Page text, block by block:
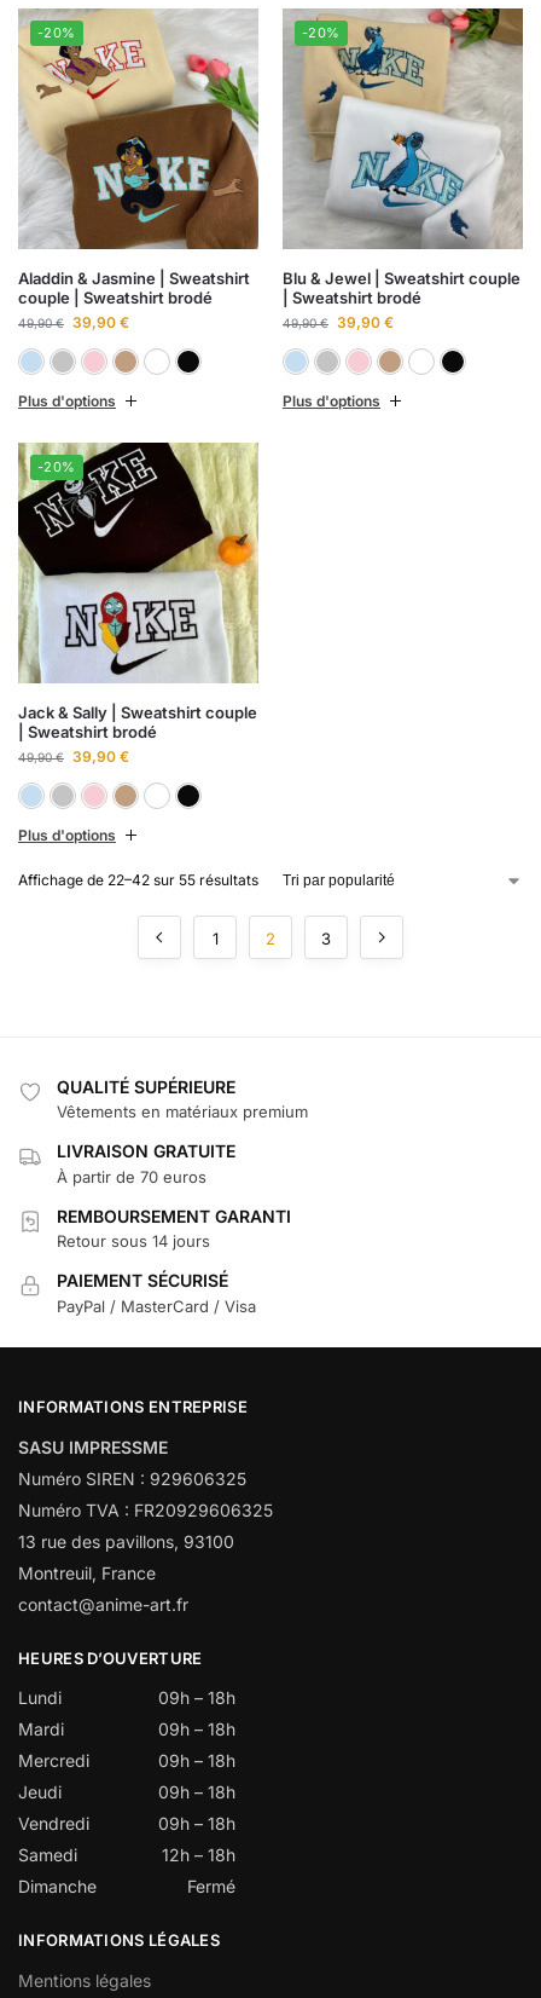
-20%
Aladdin & Jasmine | Sweatshirt
couple | Sweatshirt brodé
49,90€ 39,90 €
Bleu cielGris chiné BlancNoir
Plus d'options
-20%
Blu & Jewel | Sweatshirt couple
| Sweatshirt brodé
49,90€ 39,90 €
Bleu cielGris chiné
Plus d'options
-20%
Jack & Sally | Sweatshirt couple
| Sweatshirt brodé
49,90€ 39,90 €
Bleu cielGris chiné
Plus d'options
Affichage de 22–42 sur 55 résultats
1 2 3
QUALITÉ SUPÉRIEURE
Vêtements en matériaux premium
LIVRAISON GRATUITE
À partir de 70 euros
REMBOURSEMENT GARANTI
Retour sous 14 jours
PAIEMENT SÉCURISÉ
PayPal / MasterCard / Visa
INFORMATIONS ENTREPRISE
SASU IMPRESSME
Numéro SIREN : 929606325
Numéro TVA : FR20929606325
13 rue des pavillons, 93100
Montreuil, France
contact@anime-art.fr
HEURES D’OUVERTURE
Lundi
09h – 18h
Mardi
09h – 18h
Mercredi
09h – 18h
Jeudi
09h – 18h
Vendredi
09h – 18h
Samedi
12h – 18h
Dimanche
Fermé
INFORMATIONS LÉGALES
Mentions légales